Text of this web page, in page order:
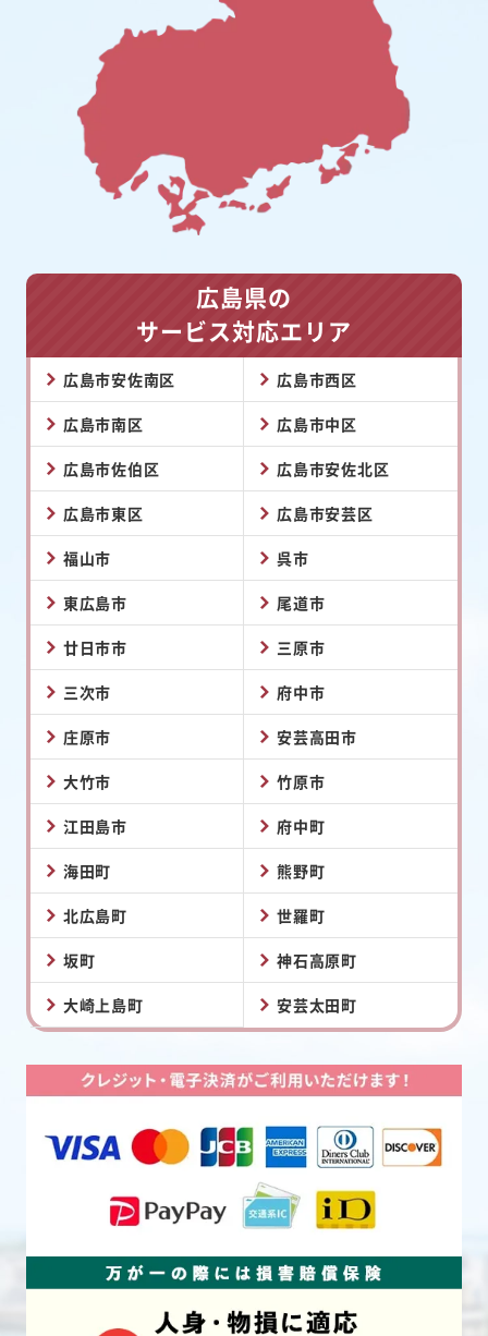
広島県の
サービス対応エリア
広島市安佐南区 広島市西区
広島市南区 広島市中区
広島市佐伯区 広島市安佐北区
広島市東区 広島市安芸区
福山市 呉市
東広島市 尾道市
廿日市市 三原市
三次市 府中市
庄原市 安芸高田市
大竹市 竹原市
江田島市 府中町
海田町 熊野町
北広島町 世羅町
坂町 神石高原町
大崎上島町 安芸太田町